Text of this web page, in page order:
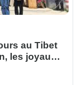
au Tibet
les joyaux
du